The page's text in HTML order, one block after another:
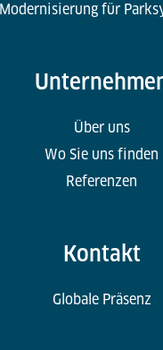
Modernisierung für
Über uns
Wo Sie uns finden
Referenzen
Kontakt
Globale Präsenz